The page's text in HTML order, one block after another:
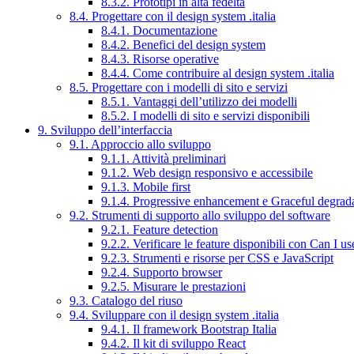
8.4. Progettare con il design system .italia
8.4.1. Documentazione
8.4.2. Benefici del design system
8.4.3. Risorse operative
8.4.4. Come contribuire al design system .italia
8.5. Progettare con i modelli di sito e servizi
8.5.1. Vantaggi dell’utilizzo dei modelli
8.5.2. I modelli di sito e servizi disponibili
9. Sviluppo dell’interfaccia
9.1. Approccio allo sviluppo
9.1.1. Attività preliminari
9.1.2. Web design responsivo e accessibile
9.1.3. Mobile first
9.1.4. Progressive enhancement e Graceful
9.2. Strumenti di supporto allo sviluppo del software
9.2.1. Feature detection
9.2.2. Verificare le feature disponibili con Can I
9.2.3. Strumenti e risorse per CSS e JavaScript
9.2.4. Supporto browser
9.2.5. Misurare le prestazioni
9.3. Catalogo del riuso
9.4. Sviluppare con il design system .italia
9.4.1. Il framework Bootstrap Italia
9.4.2. Il kit di sviluppo React